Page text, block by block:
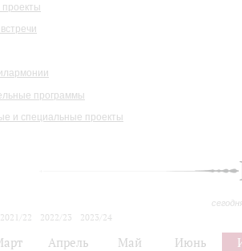
проекты
программы
и специальные проекты
2021/22 2022/23
2023/24
Апрель Май Июнь